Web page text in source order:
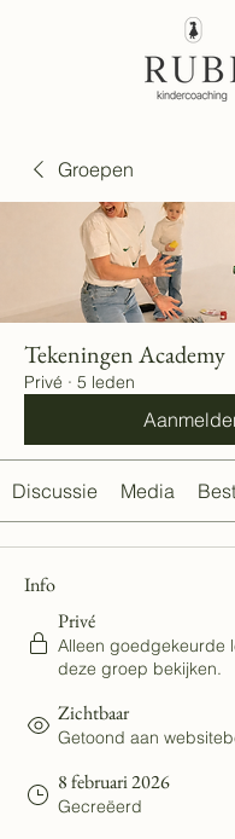
Groepen
Tekeningen Academy
Privé · 5 leden
Discussie Media
Info
Privé
Alleen goedgekeurde
deze groep bekijken.
Zichtbaar
Getoond aan
8 februari 2026
Gecreëerd